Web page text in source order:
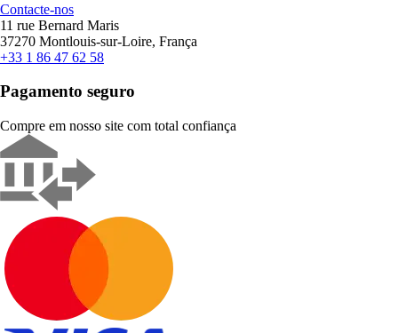
Contacte-nos
11 rue Bernard Maris
37270 Montlouis-sur-Loire, França
+33 1 86 47 62 58
Pagamento seguro
Compre em nosso site com total confiança